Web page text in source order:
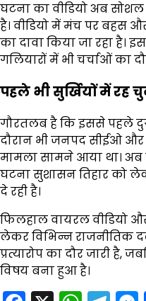
घटना का वीडियो अब सोशल
है। वीडियो में मंच पर बहस
का दावा किया जा रहा है।
गलियारों में भी चर्चाओं का
पहले भी सुर्खियों में रह
गौरतलब है कि इससे पहले
दौरान भी जनपद सीईओ
मामला सामने आया था। अब
घटना सुशासन तिहार को
दे रही है।
फिलहाल वायरल वीडियो
लेकर विभिन्न राजनीतिक
प्रत्यारोप का दौर जारी है,
विषय बना हुआ है।